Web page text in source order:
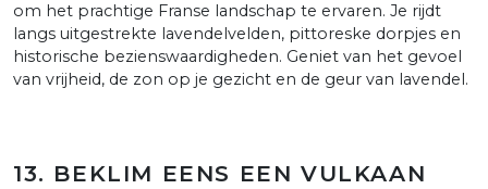
om het prachtige Franse landschap te ervaren. Je rijdt
langs uitgestrekte lavendelvelden, pittoreske dorpjes en
historische bezienswaardigheden. Geniet van het gevoel
van vrijheid, de zon op je gezicht en de geur van lavendel.
13. BEKLIM EENS EEN VULKAAN